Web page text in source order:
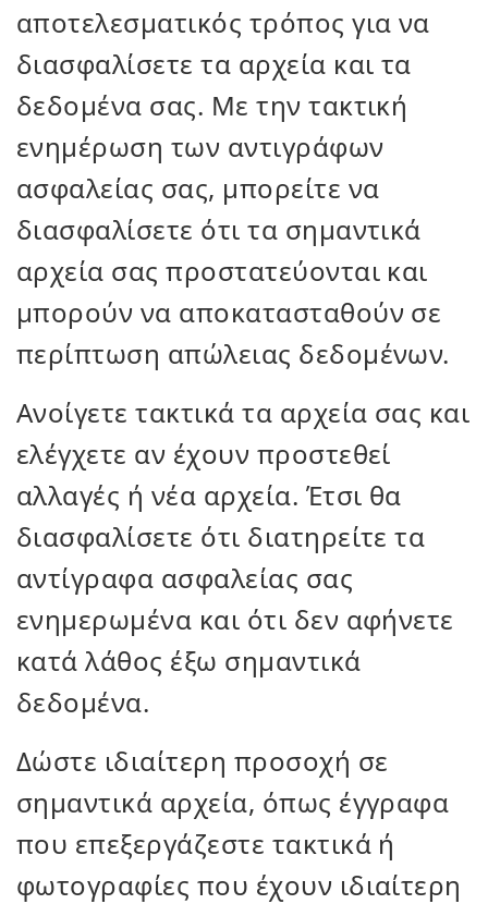
αποτελεσματικός τρόπος για να
διασφαλίσετε τα αρχεία και τα
δεδομένα σας. Με την τακτική
ενημέρωση των αντιγράφων
ασφαλείας σας, μπορείτε να
διασφαλίσετε ότι τα σημαντικά
αρχεία σας προστατεύονται και
μπορούν να αποκατασταθούν σε
περίπτωση απώλειας δεδομένων.
Ανοίγετε τακτικά τα αρχεία σας και
ελέγχετε αν έχουν προστεθεί
αλλαγές ή νέα αρχεία. Έτσι θα
διασφαλίσετε ότι διατηρείτε τα
αντίγραφα ασφαλείας σας
ενημερωμένα και ότι δεν αφήνετε
κατά λάθος έξω σημαντικά
δεδομένα.
Δώστε ιδιαίτερη προσοχή σε
σημαντικά αρχεία, όπως έγγραφα
που επεξεργάζεστε τακτικά ή
φωτογραφίες που έχουν ιδιαίτερη